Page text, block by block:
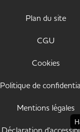
Plan du site
CGU
Cookies
Politique de
Mentions légales